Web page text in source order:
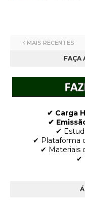
MAIS RECENTES
FAÇA
✔ Carga
✔
✔
✔ Plataforma
✔ Materiais
✔